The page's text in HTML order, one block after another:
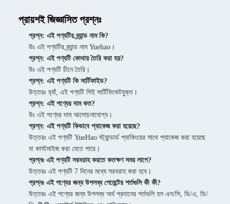
প্রায়শই জিজ্ঞাসিত প্রশ্নঃ
প্রশ্ন: এই পণ্যটির ব্র্যান্ড নাম কি?
উঃ এই পণ্যটির ব্র্যান্ড নাম Yuehao।
প্রশ্ন: এই পণ্যটি কোথায় তৈরি করা হয়?
উঃ এই পণ্যটি চীনে তৈরি।
প্রশ্ন: এই পণ্যটি কি সার্টিফাইড?
উত্তরঃ হ্যাঁ, এই পণ্যটি সিই সার্টিফিকেটযুক্ত।
প্রশ্ন: এই পণ্যের দাম কত?
উঃ এই পণ্যের দাম আলোচনাযোগ্য।
প্রশ্ন: এই পণ্যটি কিভাবে প্যাকেজ করা হয়েছে?
উত্তরঃ এই পণ্যটি YueHao স্ট্যান্ডার্ড প্যাকিংয়ের সাথে প্যাকেজ করা হয়েছে
বা কাস্টমাইজ করা যেতে পারে।
প্রশ্নঃ এই পণ্যটি সরবরাহ করতে কতক্ষণ সময় লাগে?
উত্তরঃ এই পণ্যটি 7 দিনের মধ্যে সরবরাহ করা হবে।
প্রশ্নঃ এই পণ্যের জন্য উপলব্ধ পেমেন্টের শর্তগুলি কী কী?
উত্তরঃ এই পণ্যের জন্য উপলব্ধ অর্থ প্রদানের শর্তগুলি হল এল/সি, ডি/এ, ডি/